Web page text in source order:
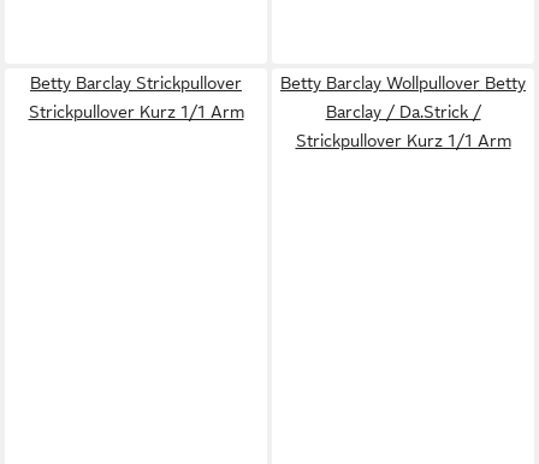
Betty Barclay Strickpullover
Strickpullover Kurz 1/1 Arm
Betty Barclay Wollpullover Betty
Barclay / Da.Strick /
Strickpullover Kurz 1/1 Arm